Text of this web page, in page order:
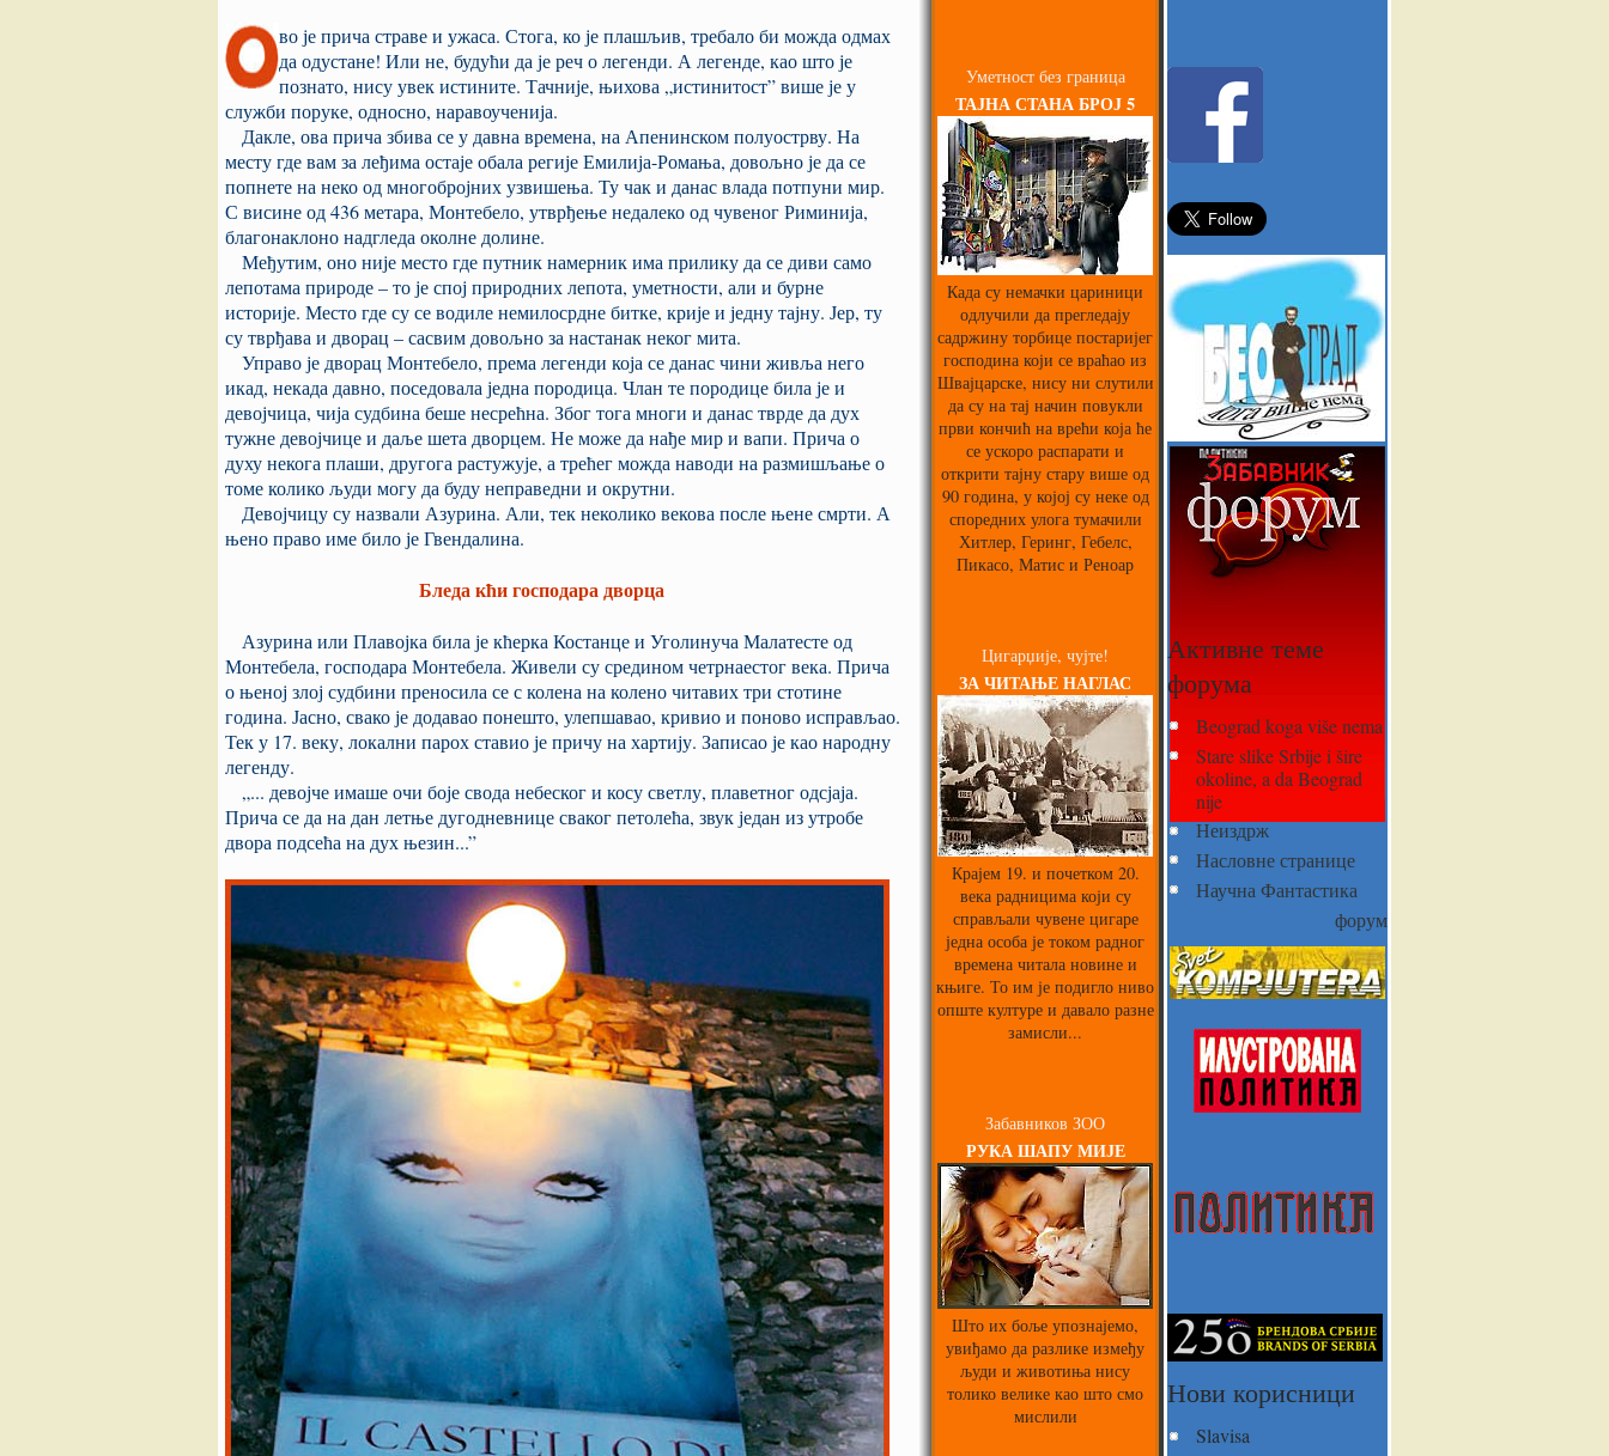
во је прича страве и ужаса. Стога, ко је плашљив, требало би можда одмах
да одустане! Или не, будући да је реч о легенди. А легенде, као што је
познато, нису увек истините. Тачније, њихова „истинитост” више је у
служби поруке, односно, наравоученија.
Дакле, ова прича збива се у давна времена, на Апенинском полуострву. На
месту где вам за леђима остаје обала регије Емилија-Ромања, довољно је да се
попнете на неко од многобројних узвишења. Ту чак и данас влада потпуни мир.
С висине од 436 метара, Монтебело, утврђење недалеко од чувеног Риминија,
благонаклоно надгледа околне долине.
Међутим, оно није место где путник намерник има прилику да се диви само
лепотама природе – то је спој природних лепота, уметности, али и бурне
историје. Место где су се водиле немилосрдне битке, крије и једну тајну. Јер, ту
су тврђава и дворац – сасвим довољно за настанак неког мита.
Управо је дворац Монтебело, према легенди која се данас чини живља него
икад, некада давно, поседовала једна породица. Члан те породице била је и
девојчица, чија судбина беше несрећна. Због тога многи и данас тврде да дух
тужне девојчице и даље шета дворцем. Не може да нађе мир и вапи. Прича о
духу некога плаши, другога растужује, а трећег можда наводи на размишљање о
томе колико људи могу да буду неправедни и окрутни.
Девојчицу су назвали Азурина. Али, тек неколико векова после њене смрти. А
њено право име било је Гвендалина.
Бледа кћи господара дворца
Азурина или Плавојка била је кћерка Костанце и Уголинуча Малатесте од
Монтебела, господара Монтебела. Живели су средином четрнаестог века. Прича
о њеној злој судбини преносила се с колена на колено читавих три стотине
година. Јасно, свако је додавао понешто, улепшавао, кривио и поново исправљао.
Тек у 17. веку, локални парох ставио је причу на хартију. Записао је као народну
легенду.
„... девојче имаше очи боје свода небеског и косу светлу, плаветног одсјаја.
Прича се да на дан летње дугодневнице сваког петолећа, звук један из утробе
двора подсећа на дух њезин...”
Уметност без граница
ТАЈНА СТАНА БРОЈ 5
Када су немачки цариници
одлучили да прегледају
садржину торбице постаријег
господина који се враћао из
Швајцарске, нису ни слутили
да су на тај начин повукли
први кончић на врећи која ће
се ускоро распарати и
открити тајну стару више од
90 година, у којој су неке од
споредних улога тумачили
Хитлер, Геринг, Гебелс,
Пикасо, Матис и Реноар
Цигарџије, чујте!
ЗА ЧИТАЊЕ НАГЛАС
Крајем 19. и почетком 20.
века радницима који су
справљали чувене цигаре
једна особа је током радног
времена читала новине и
књиге. То им је подигло ниво
опште културе и давало разне
замисли...
Забавников ЗОО
РУКА ШАПУ МИЈЕ
Што их боље упознајемо,
увиђамо да разлике између
људи и животиња нису
толико велике као што смо
мислили
Активне теме
форума
Beograd koga više nema
Stare slike Srbije i šire
okoline, a da Beograd
nije
Неиздрж
Насловне странице
Научна Фантастика
форум
Нови корисници
Slavisa